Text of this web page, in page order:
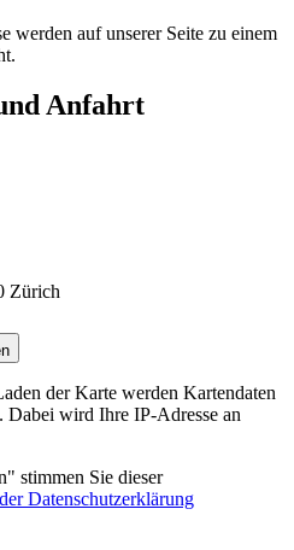
werden auf unserer Seite zu einem
Anfahrt
Zürich
der Karte werden Kartendaten
Dabei wird Ihre IP-Adresse an
stimmen Sie dieser
Datenschutzerklärung